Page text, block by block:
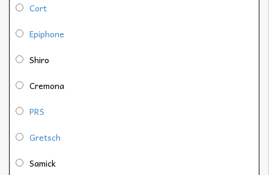
Cort
Epiphone
Shiro
Cremona
PRS
Gretsch
Samick